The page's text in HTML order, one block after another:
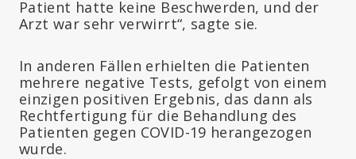
Patient hatte keine Beschwerden, und der
Arzt war sehr verwirrt“, sagte sie.
In anderen Fällen erhielten die Patienten
mehrere negative Tests, gefolgt von einem
einzigen positiven Ergebnis, das dann als
Rechtfertigung für die Behandlung des
Patienten gegen COVID-19 herangezogen
wurde.